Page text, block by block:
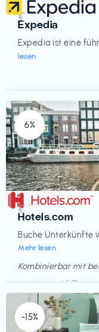
Reisen
Expedia
Expedia ist eine
lesen
€‎
6%
Reisen
Hotels.com
Buche Unterkünfte
Mehr lesen
€‎
Kombinierbar mit
Endet in
<60 Tagen
-15%